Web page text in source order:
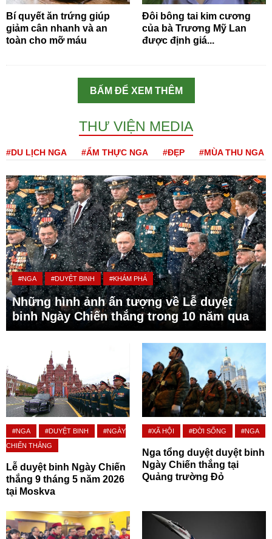
Bí quyết ăn trứng giúp
giảm cân nhanh và an
toàn cho mỡ máu
Đôi bông tai kim cương
của bà Trương Mỹ Lan
được định giá...
BẤM ĐỂ XEM THÊM
THƯ VIỆN MEDIA
#DU LỊCH NGA #ẨM THỰC NGA #ĐẸP #MÙA THU NGA
#NGA #DUYỆT BINH #KHÁM PHÁ
Những hình ảnh ấn tượng về Lễ duyệt
binh Ngày Chiến thắng trong 10 năm qua
#NGA #DUYỆT BINH
#NGÀY
CHIẾN THẮNG
Lễ duyệt binh Ngày Chiến
thắng 9 tháng 5 năm 2026
tại Moskva
#XÃ HỘI #ĐỜI SỐNG #NGA
Nga tổng duyệt duyệt binh
Ngày Chiến thắng tại
Quảng trường Đỏ